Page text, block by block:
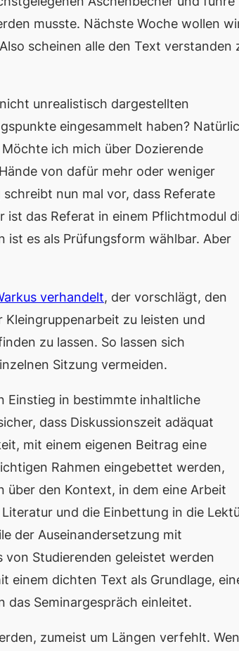
musste. Nächste Woche wollen
scheinen alle den Text verstanden
unrealistisch dargestellten
eingesammelt haben?
ich mich über Dozierende
von dafür mehr oder weniger
nun mal vor, dass Referate
ist das Referat in einem Pflichtmodul
es als Prüfungsform wählbar. Aber
verhandelt, der vorschlägt, den
zu leisten und
zu lassen. So lassen sich
Sitzung vermeiden.
Einstieg in bestimmte inhaltliche
dass Diskussionszeit adäquat
mit einem eigenen Beitrag eine
Rahmen eingebettet werden,
über den Kontext, in dem eine Arbeit
und die Einbettung in die
der Auseinandersetzung mit
von Studierenden geleistet werden
einem dichten Text als Grundlage,
Seminargespräch einleitet.
zumeist um Längen verfehlt.